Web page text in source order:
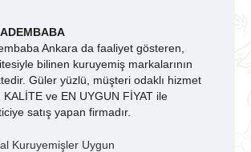
Ankara da faaliyet gösteren,
bilinen kuruyemiş markalarının
Güler yüzlü, müşteri odaklı hizmet
KALİTE ve EN UYGUN FİYAT ile
satış yapan firmadır.
Kuruyemişler Uygun